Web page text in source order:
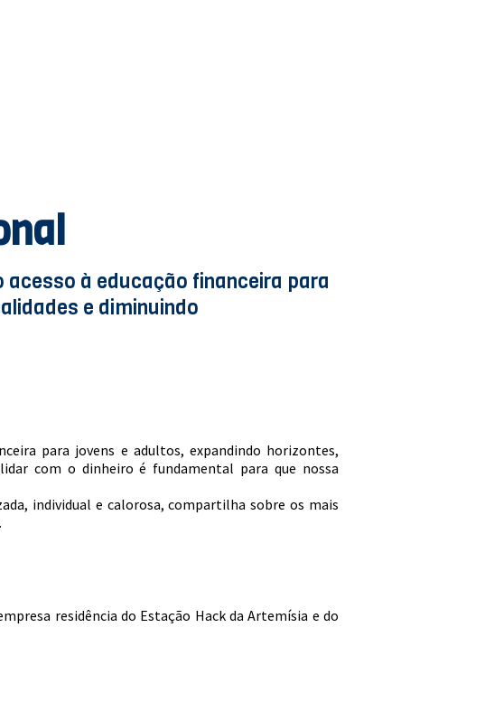
à educação financeira para
e diminuindo
para jovens e adultos, expandindo horizontes,
com o dinheiro é fundamental para que nossa
individual e calorosa, compartilha sobre os mais
residência do Estação Hack da Artemísia e do